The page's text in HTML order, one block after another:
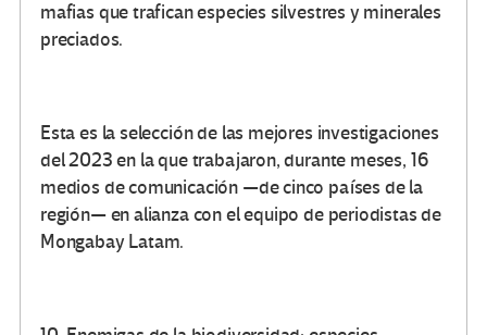
mafias que trafican especies silvestres y minerales
preciados.
Esta es la selección de las mejores investigaciones
del 2023 en la que trabajaron, durante meses, 16
medios de comunicación —de cinco países de la
región— en alianza con el equipo de periodistas de
Mongabay Latam.